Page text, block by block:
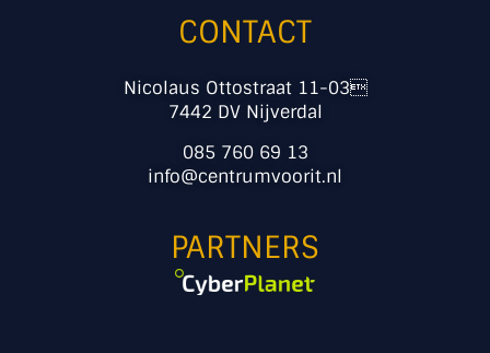
CONTACT
Nicolaus Ottostraat 11-03
7442 DV Nijverdal
085 760 69 13
info@centrumvoorit.nl
PARTNERS